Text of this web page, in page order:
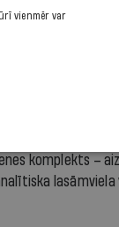
komplekts –
lasāmviela
vienmēr var